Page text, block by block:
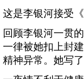
这是李银河接受
回顾李银河一贯
一律被她扣上封
精神异常。她写